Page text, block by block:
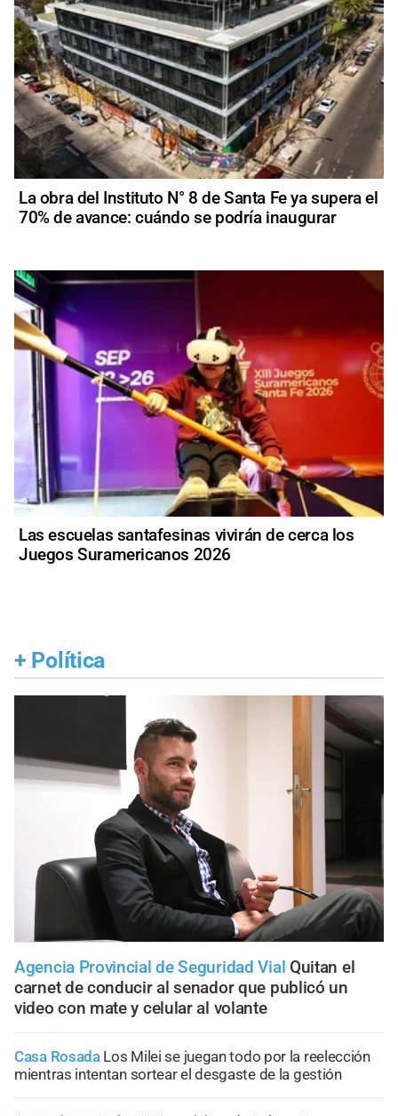
La obra del Instituto N° 8 de Santa Fe ya supera el
70% de avance: cuándo se podría inaugurar
Las escuelas santafesinas vivirán de cerca los
Juegos Suramericanos 2026
+ Política
Agencia Provincial de Seguridad Vial Quitan el
carnet de conducir al senador que publicó un
video con mate y celular al volante
Casa Rosada Los Milei se juegan todo por la reelección
mientras intentan sortear el desgaste de la gestión